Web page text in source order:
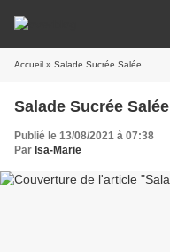
Accueil » Salade Sucrée Salée
Salade Sucrée Salée
Publié le 13/08/2021 à 07:38
Par Isa-Marie